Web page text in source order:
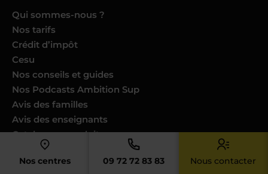
Nos centres 09 72 72 83 83 Nous contacter
Qui sommes-nous ?
Nos tarifs
Crédit d’impôt
Cesu
Nos conseils et guides
Nos Podcasts Ambition Sup
Avis des familles
Avis des enseignants
Catalogues produits
Nos engagements
Nous joindre